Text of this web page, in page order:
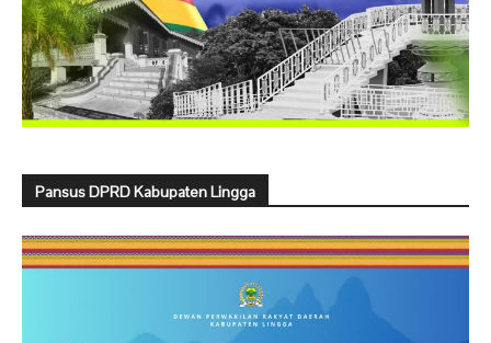
Pansus DPRD Kabupaten Lingga